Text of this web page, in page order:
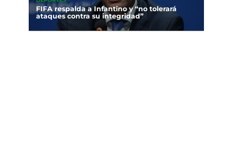
FIFA respalda a Infantino y “no tolerará
ataques contra su integridad”